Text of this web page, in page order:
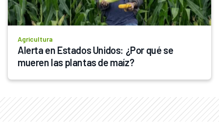
Agricultura
Alerta en Estados Unidos: ¿Por qué se
mueren las plantas de maíz?